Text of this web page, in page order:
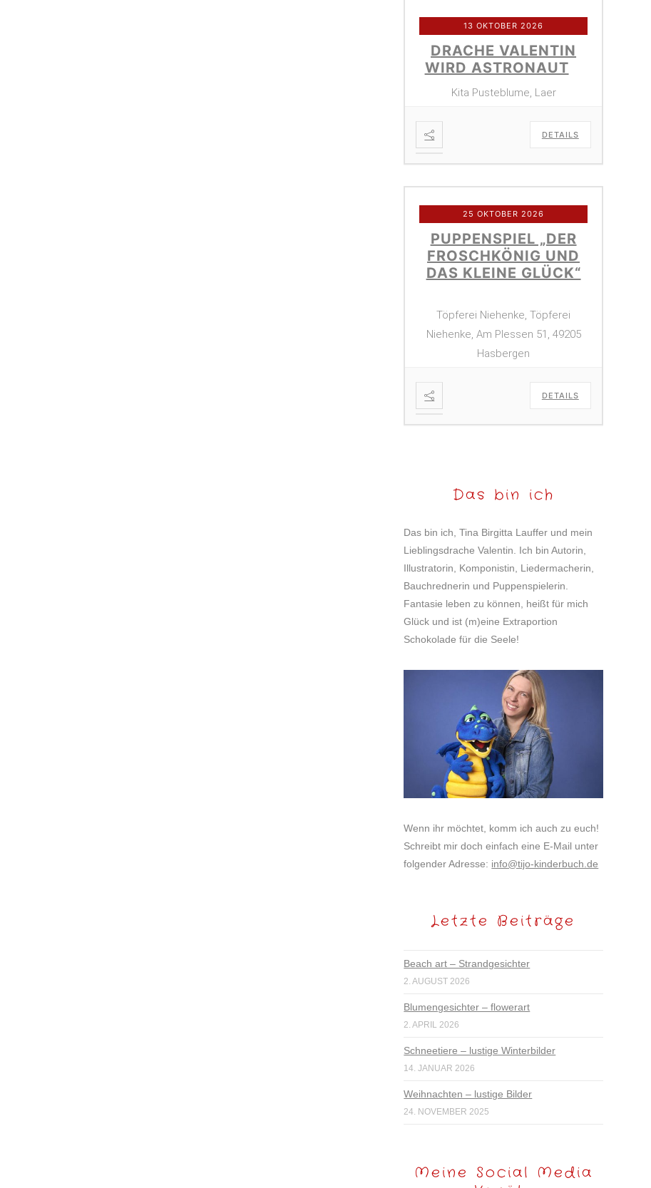
13 OKTOBER 2026
DRACHE VALENTIN
WIRD ASTRONAUT
Kita Pusteblume, Laer
DETAILS
25 OKTOBER 2026
PUPPENSPIEL „DER
FROSCHKÖNIG UND
DAS KLEINE GLÜCK“
Töpferei Niehenke, Töpferei
Niehenke, Am Plessen 51, 49205
Hasbergen
DETAILS
Das bin ich
Das bin ich, Tina Birgitta Lauffer und mein
Lieblingsdrache Valentin. Ich bin Autorin,
Illustratorin, Komponistin, Liedermacherin,
Bauchrednerin und Puppenspielerin.
Fantasie leben zu können, heißt für mich
Glück und ist (m)eine Extraportion
Schokolade für die Seele!
Wenn ihr möchtet, komm ich auch zu euch!
Schreibt mir doch einfach eine E-Mail unter
folgender Adresse: info@tijo-kinderbuch.de
Letzte Beiträge
Beach art – Strandgesichter
2. AUGUST 2026
Blumengesichter – flowerart
2. APRIL 2026
Schneetiere – lustige Winterbilder
14. JANUAR 2026
Weihnachten – lustige Bilder
24. NOVEMBER 2025
Meine Social Media